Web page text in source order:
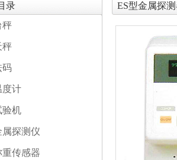
录
秤
秤
码
度计
验机
属探测仪
重传感器
ES型金属探